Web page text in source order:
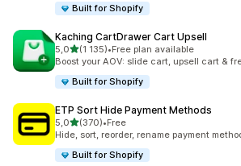
Built for Shopify
Kaching CartDrawer Cart Upsell
5,0na 5 gwiazdek
(1 135)
Łączna liczba recenzji: 1135
•Free plan available
Boost your AOV: slide cart, upsell cart &
Built for Shopify
ETP Sort Hide Payment Methods
5,0na 5 gwiazdek
(370)
Łączna liczba recenzji: 370
•Free
Hide, sort, reorder, rename payment
Built for Shopify